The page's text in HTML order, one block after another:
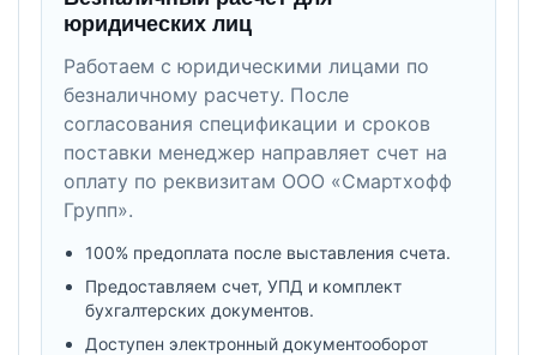
юридических лиц
Работаем с юридическими лицами по
безналичному расчету. После
согласования спецификации и сроков
поставки менеджер направляет счет на
оплату по реквизитам ООО «Смартхофф
Групп».
100% предоплата после выставления счета.
Предоставляем счет, УПД и комплект
бухгалтерских документов.
Доступен электронный документооборот